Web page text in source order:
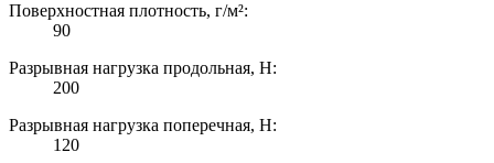
Поверхностная плотность, г/м²:
90
Разрывная нагрузка продольная, Н:
200
Разрывная нагрузка поперечная, Н:
120